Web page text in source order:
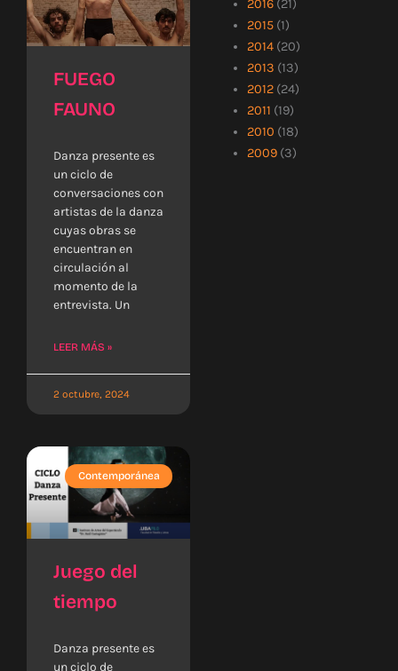
2016(21)
2015(1)
2014(20)
2013 (13)
2012(24)
2011 (19)
2010 (18)
2009(3)
FUEGO
FAUNO
Danza presente es
un ciclo de
conversaciones con
artistas de la danza
cuyas obras se
encuentran en
circulación al
momento de la
entrevista. Un
LEER MÁS »
2 octubre, 2024
Contemporánea
Juego del
tiempo
Danza presente es
un ciclo de